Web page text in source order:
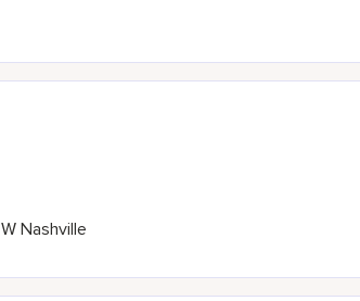
W Nashville